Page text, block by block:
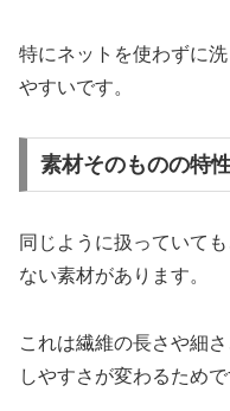
特にネットを使わずに
やすいです。
素材そのものの特
同じように扱っていて
ない素材があります。
これは繊維の長さや細
しやすさが変わるためで